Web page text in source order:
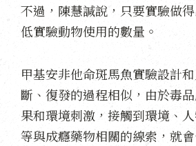
不過，陳慧諴說，只要實驗做
低實驗動物使用的數量。
甲基安非他命斑馬魚實驗設計
斷、復發的過程相似，由於毒
果和環境刺激，接觸到環境、
等與成癮藥物相關的線索，就